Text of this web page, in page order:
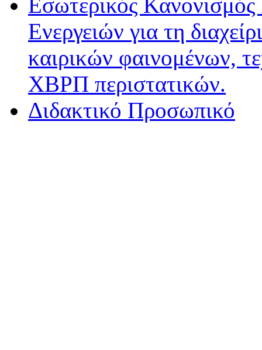
Ενεργειών για τη
καιρικών φαινομένων,
ΧΒΡΠ περιστατικών.
Διδακτικό Προσωπικό